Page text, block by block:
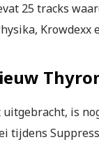
25 tracks
Krowdexx
is
tijdens